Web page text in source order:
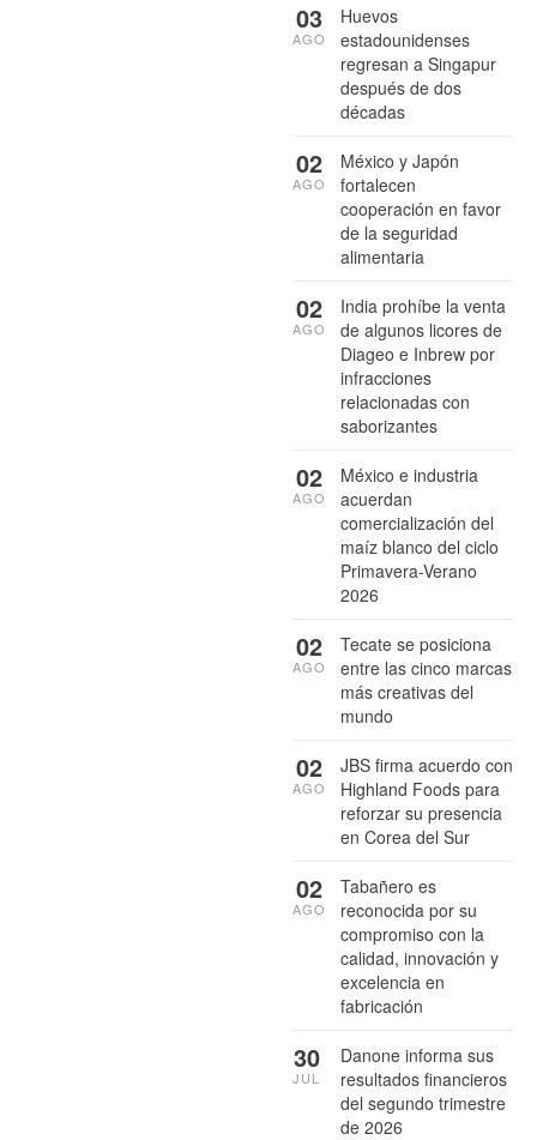
Huevos
estadounidenses
regresan a Singapur
después de dos
décadas
03
AGO
México y Japón
fortalecen
cooperación en favor
de la seguridad
alimentaria
02
AGO
India prohíbe la venta
de algunos licores de
Diageo e Inbrew por
infracciones
relacionadas con
saborizantes
02
AGO
México e industria
acuerdan
comercialización del
maíz blanco del ciclo
Primavera-Verano
2026
02
AGO
Tecate se posiciona
entre las cinco marcas
más creativas del
mundo
02
AGO
JBS firma acuerdo con
Highland Foods para
reforzar su presencia
en Corea del Sur
02
AGO
Tabañero es
reconocida por su
compromiso con la
calidad, innovación y
excelencia en
fabricación
02
AGO
Danone informa sus
resultados financieros
del segundo trimestre
de 2026
30
JUL